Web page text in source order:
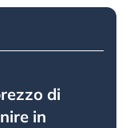
di
in